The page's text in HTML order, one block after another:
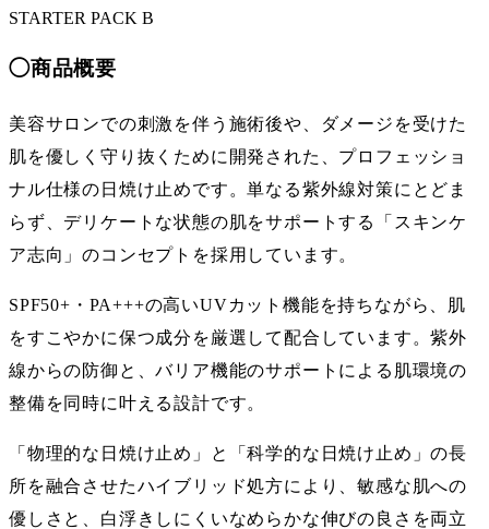
STARTER PACK B
◯商品概要
美容サロンでの刺激を伴う施術後や、ダメージを受けた
肌を優しく守り抜くために開発された、プロフェッショ
ナル仕様の日焼け止めです。単なる紫外線対策にとどま
らず、デリケートな状態の肌をサポートする「スキンケ
ア志向」のコンセプトを採用しています。
SPF50+・PA+++の高いUVカット機能を持ちながら、肌
をすこやかに保つ成分を厳選して配合しています。紫外
線からの防御と、バリア機能のサポートによる肌環境の
整備を同時に叶える設計です。
「物理的な日焼け止め」と「科学的な日焼け止め」の長
所を融合させたハイブリッド処方により、敏感な肌への
優しさと、白浮きしにくいなめらかな伸びの良さを両立